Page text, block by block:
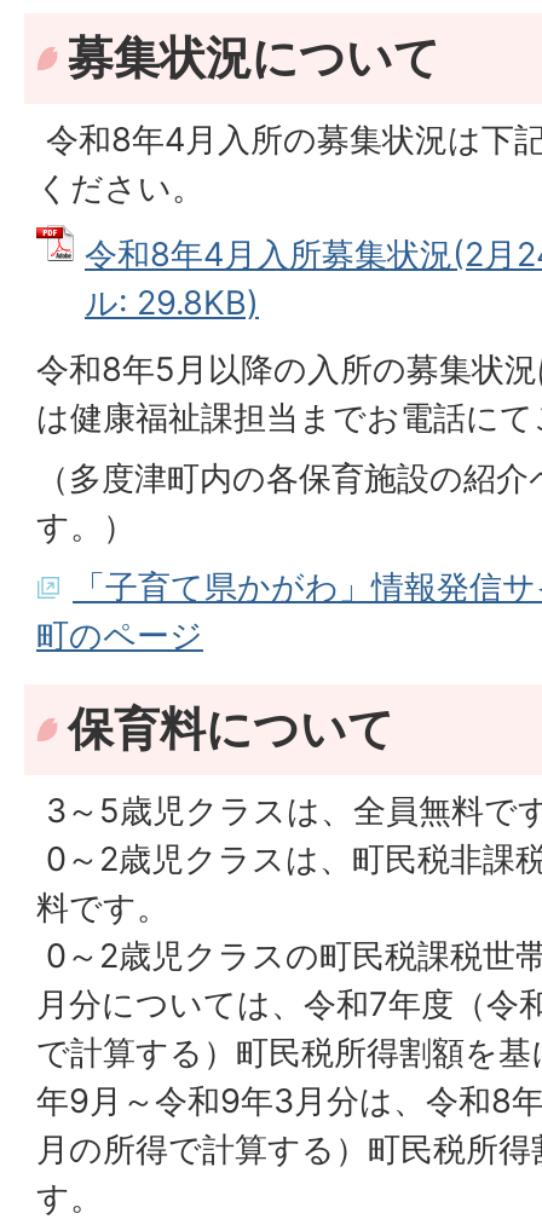
募集状況について
令和8年4月入所の募集状況は下
ください。
令和8年4月入所募集状況(2月
ル: 29.8KB)
令和8年5月以降の入所の募集状
は健康福祉課担当までお電話に
（多度津町内の各保育施設の紹
す。）
「子育て県かがわ」情報発信
町のページ
保育料について
3～5歳児クラスは、全員無料で
0～2歳児クラスは、町民税非課
料です。
0～2歳児クラスの町民税課税世
月分については、令和7年度（令
で計算する）町民税所得割額を
年9月～令和9年3月分は、令和8
月の所得で計算する）町民税所
す。